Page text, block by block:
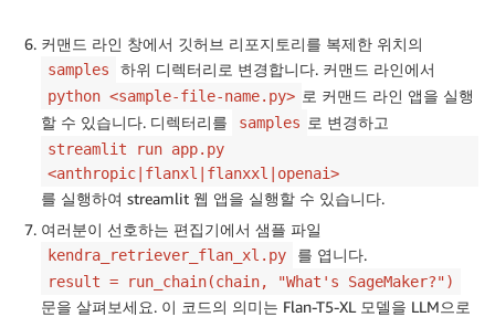
커맨드 라인 창에서 깃허브 리포지토리를 복제한 위치의
samples 하위 디렉터리로 변경합니다. 커맨드 라인에서
python <sample-file-name.py> 로 커맨드 라인 앱을 실행
할 수 있습니다. 디렉터리를
samples 로 변경하고
streamlit run app.py
<anthropic|flanxl|flanxxl|openai>
를 실행하여 streamlit 웹 앱을 실행할 수 있습니다.
여러분이 선호하는 편집기에서 샘플 파일
kendra_retriever_flan_xl.py 를 엽니다.
result = run_chain(chain, "What's SageMaker?")
문을 살펴보세요. 이 코드의 의미는 Flan-T5-XL 모델을 LLM으로